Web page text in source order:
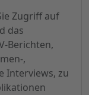
Zugriff auf
das
Berichten,
,
Interviews, zu